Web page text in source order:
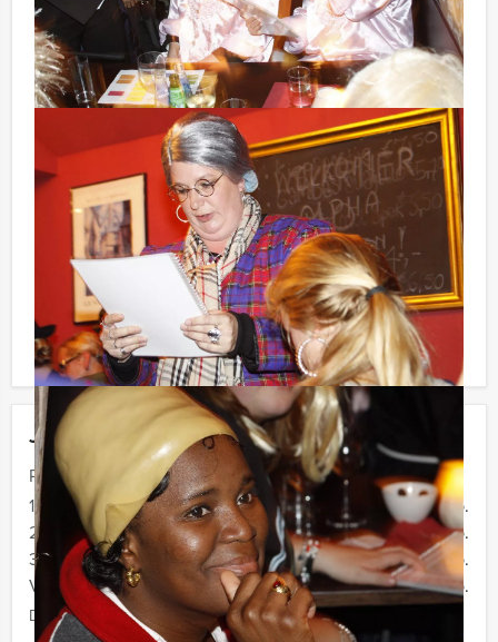
Jouw uitje
Prijs :
10 - 19 personen
€ 64,50 p.p.
20 - 29 personen
€ 62,50 p.p.
30 - 39 pesonen
€ 59,50 p.p.
Vanaf 40 personen
€ 56,50 p.p.
De prijzen zijn exclusief BTW
Optioneel:
Niet telkens uw knip hoeven trekken om uw drankje af
te rekenen? Voor € 13,50 per persoon per uur dat u in
het restaurant doorbrengt (excl. BTW) kunt u
gebruikmaken van het drankarrangement, waarbij u
onbeperkt kunt genieten van bier, fris, huiswijn, koffie
en thee. En…zo komt u ook achteraf niet voor
verrassingen te staan!
Komt u niet aan het minimale aantal deelnemers? Als u
bereid bent voor het minimale aantal te betalen, kunt u
ook gewoon voor minder personen boeken.